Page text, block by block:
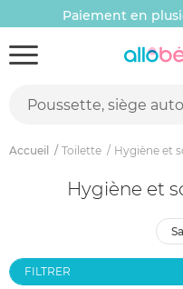
Paiement en
Accueil Toilette Hygiène et
Hygiène et
FILTRER